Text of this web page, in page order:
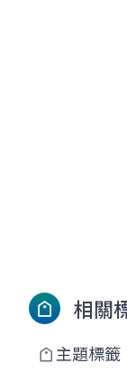
相關
主題標籤